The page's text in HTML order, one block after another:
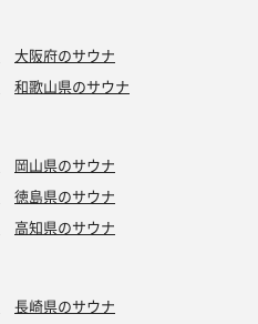
大阪府のサウナ
和歌山県のサウナ
岡山県のサウナ
徳島県のサウナ
高知県のサウナ
長崎県のサウナ